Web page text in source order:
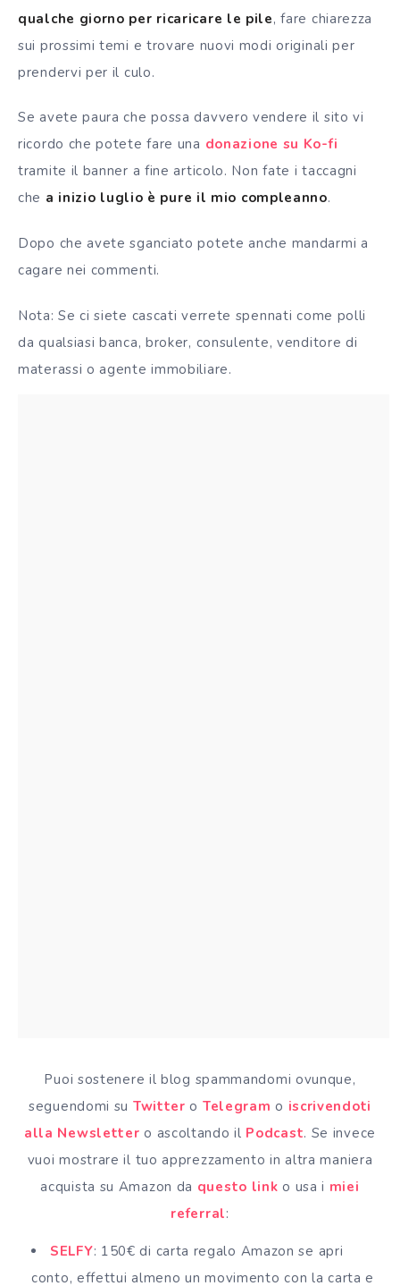
qualche giorno per ricaricare le pile, fare chiarezza
sui prossimi temi e trovare nuovi modi originali per
prendervi per il culo.
Se avete paura che possa davvero vendere il sito vi
ricordo che potete fare una donazione su Ko-fi
tramite il banner a fine articolo. Non fate i taccagni
che a inizio luglio è pure il mio compleanno.
Dopo che avete sganciato potete anche mandarmi a
cagare nei commenti.
Nota: Se ci siete cascati verrete spennati come polli
da qualsiasi banca, broker, consulente, venditore di
materassi o agente immobiliare.
Puoi sostenere il blog spammandomi ovunque,
seguendomi su Twitter o Telegram o iscrivendoti
alla Newsletter o ascoltando il Podcast. Se invece
vuoi mostrare il tuo apprezzamento in altra maniera
acquista su Amazon da questo link o usa i miei
referral:
SELFY: 150€ di carta regalo Amazon se apri
conto, effettui almeno un movimento con la carta e